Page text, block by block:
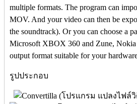
multiple formats. The program can
MOV. And your video can then be
the soundtrack). Or you can choose a
Microsoft XBOX 360 and Zune, Nokia
output format suitable for your
รูปประกอบ